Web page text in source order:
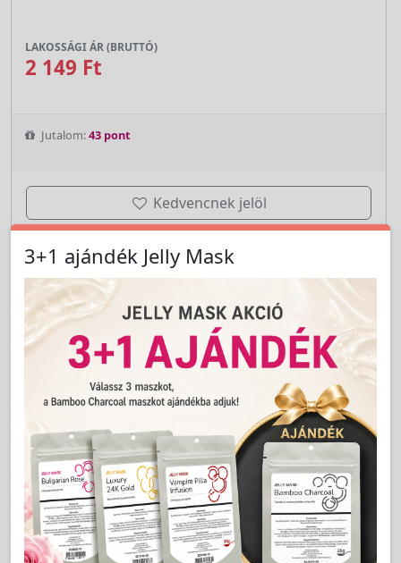
LAKOSSÁGI ÁR (BRUTTÓ)
2 149 Ft
Jutalom:43 pont
Kedvencnek jelöl
csomag
Cikkszám:1013XS-100
KESZTYŰ NITRIL 'XS' MÉRET, púdermentes
3+1 ajándék Jelly Mask